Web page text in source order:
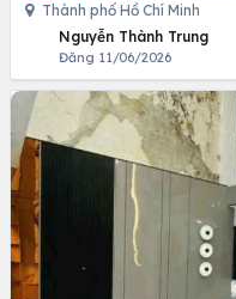
Thành phố Hồ Chí Minh
Nguyễn Thành Trung
Đăng 11/06/2026